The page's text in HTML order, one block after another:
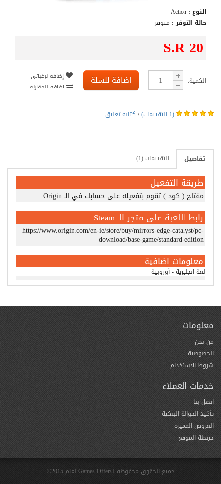
النوع :
حالة التوفر : متوفر
S.R 20
الكمية: اضافة للسلة
إضافة لرغباتي
اضافة للمقارنة
(1 التقييمات) / كتابة تعليق
تفاصيل التقييمات (1)
طريقة التفعيل
مفتاح ( كود ) تقوم بتفعيله على حسابك في الـ Origin
رابط اللعبة على متجر الـ Steam
https://www.origin.com/en-ie/store/buy/mirrors-edge-catalyst/pc-
download/base-game/standard-edition
معلومات اضافية
لغة انجليزية - أوروبية
معلومات
من نحن
الخصوصية
شروط الاستخدام
خدمات العملاء
اتصل بنا
تأكيد الحوالة البنكية
العروض المميزة
خريطة الموقع
جميع الحقوق محفوظة لـGames Offers لعام 2015©